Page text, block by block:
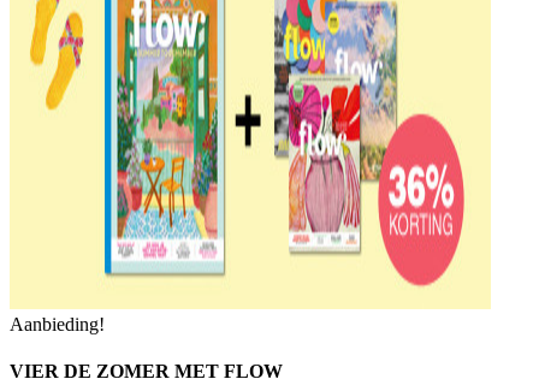
Aanbieding!
VIER DE ZOMER MET FLOW